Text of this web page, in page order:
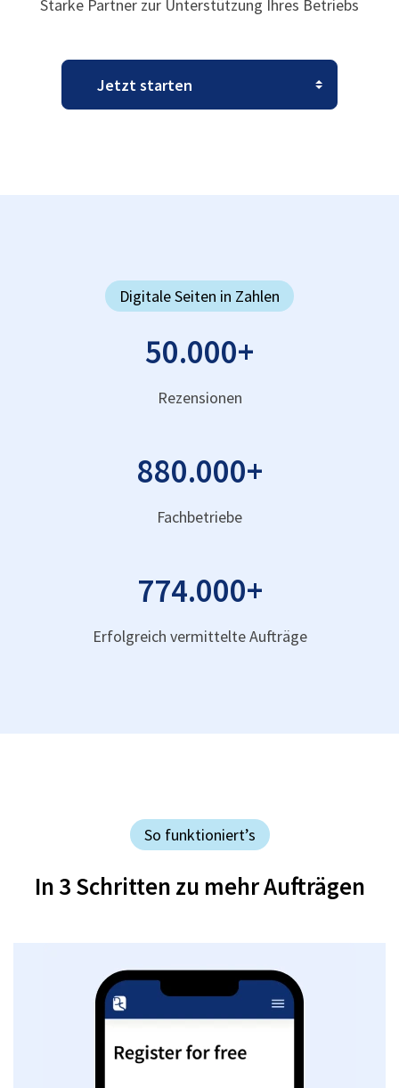
Starke Partner zur Unterstützung Ihres Betriebs
Digitale Seiten in Zahlen
50.000+
Rezensionen
880.000+
Fachbetriebe
774.000+
Erfolgreich vermittelte Aufträge
So funktioniert’s
In 3 Schritten zu mehr Aufträgen